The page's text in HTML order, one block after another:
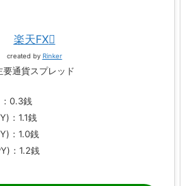
楽天FX
created by Rinker
要通貨スプレッド
：0.3銭
：1.1銭
：1.0銭
：1.2銭